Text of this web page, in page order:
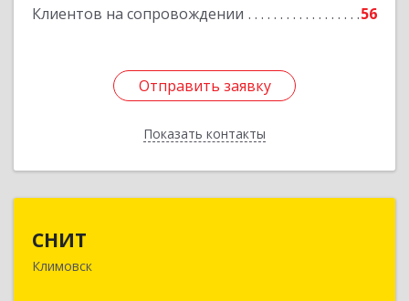
Клиентов на сопровождении 56
Отправить заявку
Показать контакты
Отправить заявку
Назад
СНИТ
Климовск
142180, Московская обл, Климовск г, Советская